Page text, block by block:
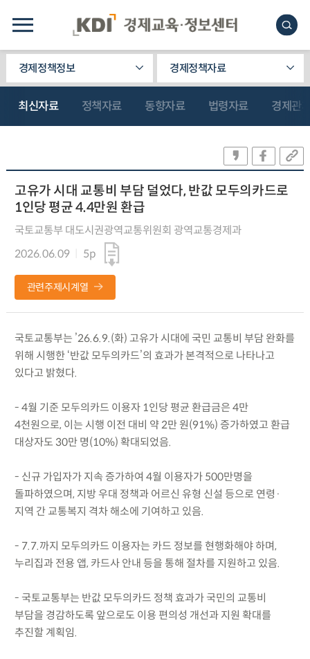
경제정책정보 경제정책자료
최신자료 정책자료 동향자료 법령자료 경제관
고유가 시대 교통비 부담 덜었다, 반값 모두의카드로
1인당 평균 4.4만원 환급
국토교통부 대도시권광역교통위원회 광역교통경제과
2026.06.09
5p
관련주제시계열
국토교통부는 ’26.6.9.(화) 고유가 시대에 국민 교통비 부담 완화를
위해 시행한 ‘반값 모두의카드’의 효과가 본격적으로 나타나고
있다고 밝혔다.
- 4월 기준 모두의카드 이용자 1인당 평균 환급금은 4만
4천원으로, 이는 시행 이전 대비 약 2만 원(91%) 증가하였고 환급
대상자도 30만 명(10%) 확대되었음.
- 신규 가입자가 지속 증가하여 4월 이용자가 500만명을
돌파하였으며, 지방 우대 정책과 어르신 유형 신설 등으로 연령·
지역 간 교통복지 격차 해소에 기여하고 있음.
- 7.7.까지 모두의카드 이용자는 카드 정보를 현행화해야 하며,
누리집과 전용 앱, 카드사 안내 등을 통해 절차를 지원하고 있음.
- 국토교통부는 반값 모두의카드 정책 효과가 국민의 교통비
부담을 경감하도록 앞으로도 이용 편의성 개선과 지원 확대를
추진할 계획임.